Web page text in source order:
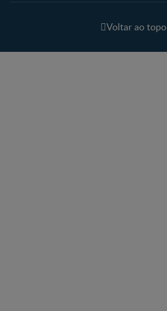
Voltar ao topo